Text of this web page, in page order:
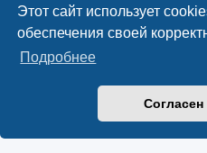
Этот сайт использует
обеспечения своей
Подробнее
Согласен
Русская